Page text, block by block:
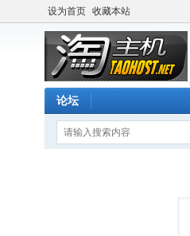
设为首页 收藏本站
论坛